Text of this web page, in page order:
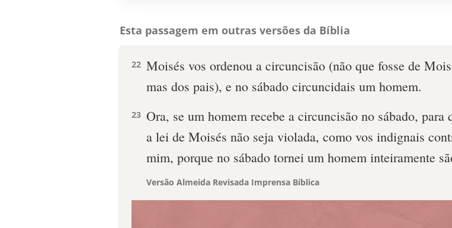
Esta passagem em outras versões da Bíblia
22 Moisés vos ordenou a circuncisão (não que fosse de
mas dos pais), e no sábado circuncidais um homem.
23 Ora, se um homem recebe a circuncisão no sábado, para
a lei de Moisés não seja violada, como vos indignais
mim, porque no sábado tornei um homem inteiramente
Versão Almeida Revisada Imprensa Bíblica